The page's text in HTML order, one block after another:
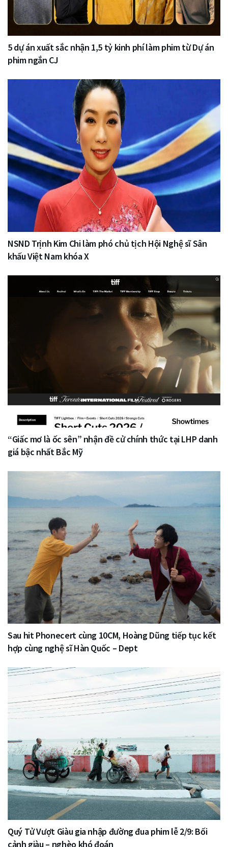
5 dự án xuất sắc nhận 1,5 tỷ kinh phí làm phim từ Dự án
phim ngắn CJ
NSND Trịnh Kim Chi làm phó chủ tịch Hội Nghệ sĩ Sân
khấu Việt Nam khóa X
“Giấc mơ là ốc sên” nhận đề cử chính thức tại LHP danh
giá bậc nhất Bắc Mỹ
Sau hit Phonecert cùng 10CM, Hoàng Dũng tiếp tục kết
hợp cùng nghệ sĩ Hàn Quốc – Dept
Quý Tử Vượt Giàu gia nhập đường đua phim lễ 2/9: Bối
cảnh giàu – nghèo khó đoán